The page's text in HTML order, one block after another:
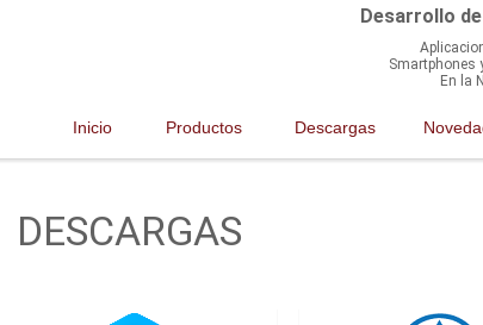
Desarrollo
Smartphones
En la
Inicio Productos Descargas
DESCARGAS